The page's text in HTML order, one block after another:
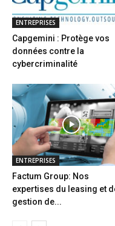
ENTREPRISES
Capgemini : Protège vos
données contre la
cybercriminalité
ENTREPRISES
Factum Group: Nos
expertises du leasing et
gestion de...